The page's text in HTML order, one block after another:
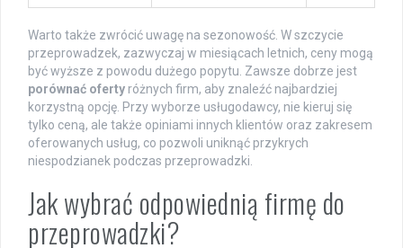
Warto także zwrócić uwagę na sezonowość. W szczycie
przeprowadzek, zazwyczaj w miesiącach letnich, ceny mogą
być wyższe z powodu dużego popytu. Zawsze dobrze jest
porównać oferty różnych firm, aby znaleźć najbardziej
korzystną opcję. Przy wyborze usługodawcy, nie kieruj się
tylko ceną, ale także opiniami innych klientów oraz zakresem
oferowanych usług, co pozwoli uniknąć przykrych
niespodzianek podczas przeprowadzki.
Jak wybrać odpowiednią firmę do
przeprowadzki?